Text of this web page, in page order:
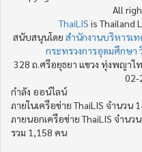
All
ThaiLIS is Thailand
สนับสนุนโดย สำนักงานบริหารเ
กระทรวงการอุดมศึกษา
328 ถ.ศรีอยุธยา แขวง ทุ่งพญาไท
02-
กำลัง ออน์ไลน์
ภายในเครือข่าย ThaiLIS จำนวน
ภายนอกเครือข่าย ThaiLIS จำนว
รวม 1,158 คน